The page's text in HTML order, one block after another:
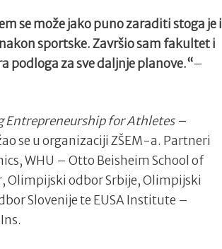
se može jako puno zaraditi stoga je i
sportske. Završio sam fakultet i
podloga za sve daljnje planove.“–
Entrepreneurship for Athletes –
se u organizaciji ZŠEM-a. Partneri
WHU – Otto Beisheim School of
odbor Srbije, Olimpijski
Slovenije te EUSA Institute –